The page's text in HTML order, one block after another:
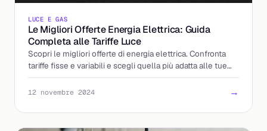
LUCE E GAS
Le Migliori Offerte Energia Elettrica: Guida
Completa alle Tariffe Luce
Scopri le migliori offerte di energia elettrica. Confronta
tariffe fisse e variabili e scegli quella più adatta alle tue
esigenze.
12 novembre 2024 →